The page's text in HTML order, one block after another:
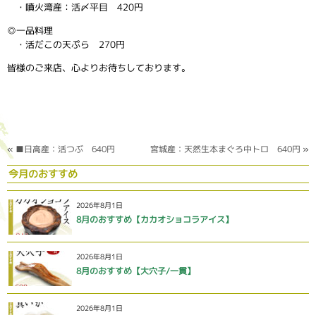
・噴火湾産：活〆平目 420円
◎一品料理
・活だこの天ぷら 270円
皆様のご来店、心よりお待ちしております。
« ■日高産：活つぶ 640円 宮城産：天然生本まぐろ中トロ 640円 »
今月のおすすめ
2026年8月1日
8月のおすすめ【カカオショコラアイス】
2026年8月1日
8月のおすすめ【大穴子/一貫】
2026年8月1日